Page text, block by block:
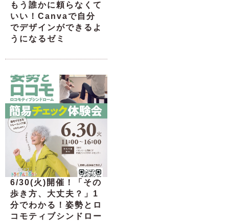
もう誰かに頼らなくて
いい！Canvaで自分
でデザインができるよ
うになるゼミ
6/30(火)開催！「その
歩き方、大丈夫？」1
分でわかる！姿勢とロ
コモティブシンドロー